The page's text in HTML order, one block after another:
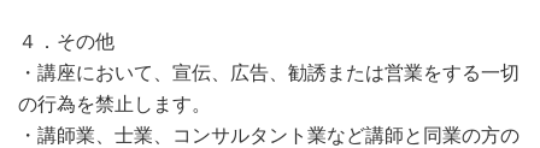
４．その他
・講座において、宣伝、広告、勧誘または営業をする一切
の行為を禁止します。
・講師業、士業、コンサルタント業など講師と同業の方の